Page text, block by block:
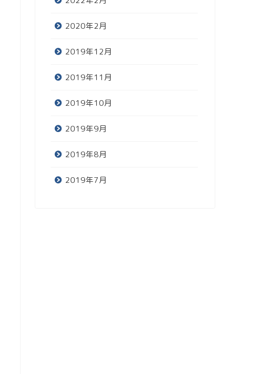
2020年2月
2019年12月
2019年11月
2019年10月
2019年9月
2019年8月
2019年7月